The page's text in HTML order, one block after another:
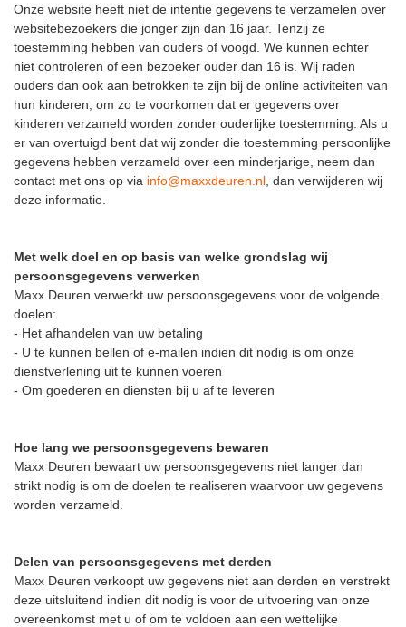
Onze website heeft niet de intentie gegevens te verzamelen over
websitebezoekers die jonger zijn dan 16 jaar. Tenzij ze
toestemming hebben van ouders of voogd. We kunnen echter
niet controleren of een bezoeker ouder dan 16 is. Wij raden
ouders dan ook aan betrokken te zijn bij de online activiteiten van
hun kinderen, om zo te voorkomen dat er gegevens over
kinderen verzameld worden zonder ouderlijke toestemming. Als u
er van overtuigd bent dat wij zonder die toestemming persoonlijke
gegevens hebben verzameld over een minderjarige, neem dan
contact met ons op via info@maxxdeuren.nl , dan verwijderen wij
deze informatie.
Met welk doel en op basis van welke grondslag wij
persoonsgegevens verwerken
Maxx Deuren verwerkt uw persoonsgegevens voor de volgende
doelen:
- Het afhandelen van uw betaling
- U te kunnen bellen of e-mailen indien dit nodig is om onze
dienstverlening uit te kunnen voeren
- Om goederen en diensten bij u af te leveren
Hoe lang we persoonsgegevens bewaren
Maxx Deuren bewaart uw persoonsgegevens niet langer dan
strikt nodig is om de doelen te realiseren waarvoor uw gegevens
worden verzameld.
Delen van persoonsgegevens met derden
Maxx Deuren verkoopt uw gegevens niet aan derden en verstrekt
deze uitsluitend indien dit nodig is voor de uitvoering van onze
overeenkomst met u of om te voldoen aan een wettelijke